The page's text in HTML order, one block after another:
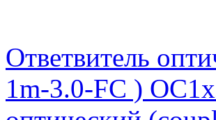
Ответвитель
1m-3.0-FC )